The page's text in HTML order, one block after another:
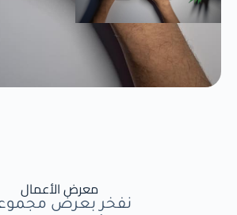
معرض الأعمال
نفخر بعرض